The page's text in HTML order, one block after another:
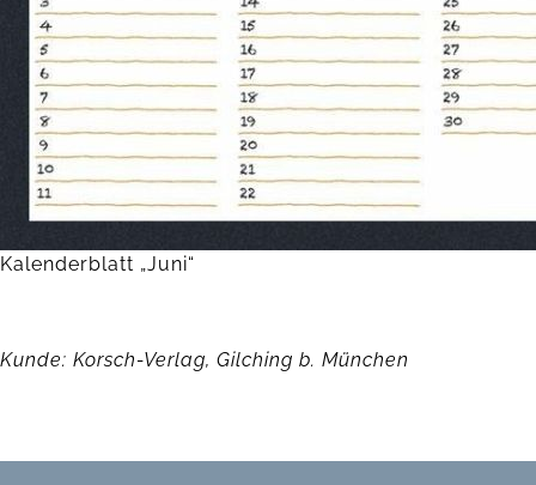
Kalenderblatt „Juni“
Kunde: Korsch-Verlag, Gilching b. München